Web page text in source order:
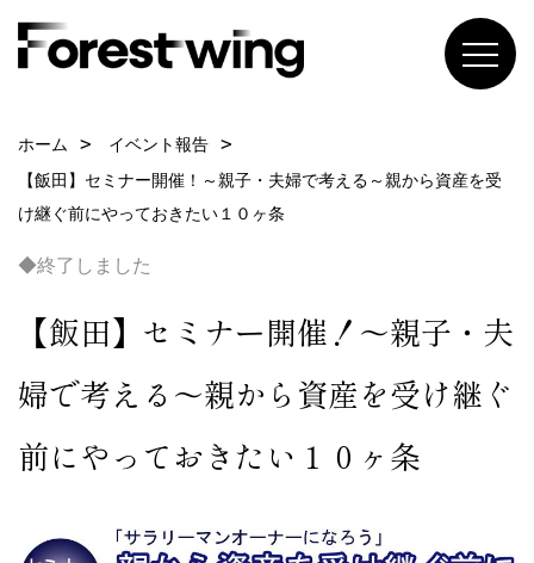
ホーム
イベント報告
【飯田】セミナー開催！～親子・夫婦で考える～親から資産を受
け継ぐ前にやっておきたい１０ヶ条
◆終了しました
【飯田】セミナー開催！～親子・夫
婦で考える～親から資産を受け継ぐ
前にやっておきたい１０ヶ条